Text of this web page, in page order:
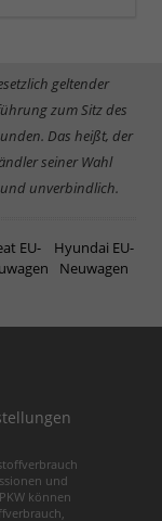
geltender
zum Sitz des
Das heißt, der
seiner Wahl
unverbindlich.
EU-
Hyundai EU-
Neuwagen
und
können